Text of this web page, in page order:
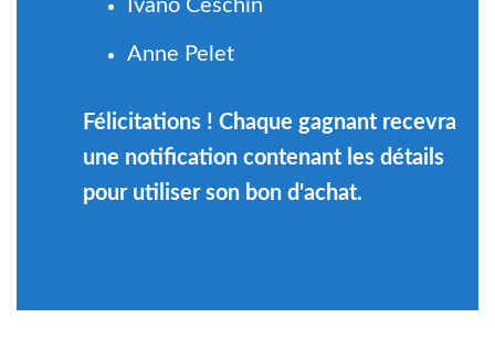
Ivano Ceschin
Anne Pelet
Félicitations ! Chaque gagnant recevra
une notification contenant les détails
pour utiliser son bon d'achat.